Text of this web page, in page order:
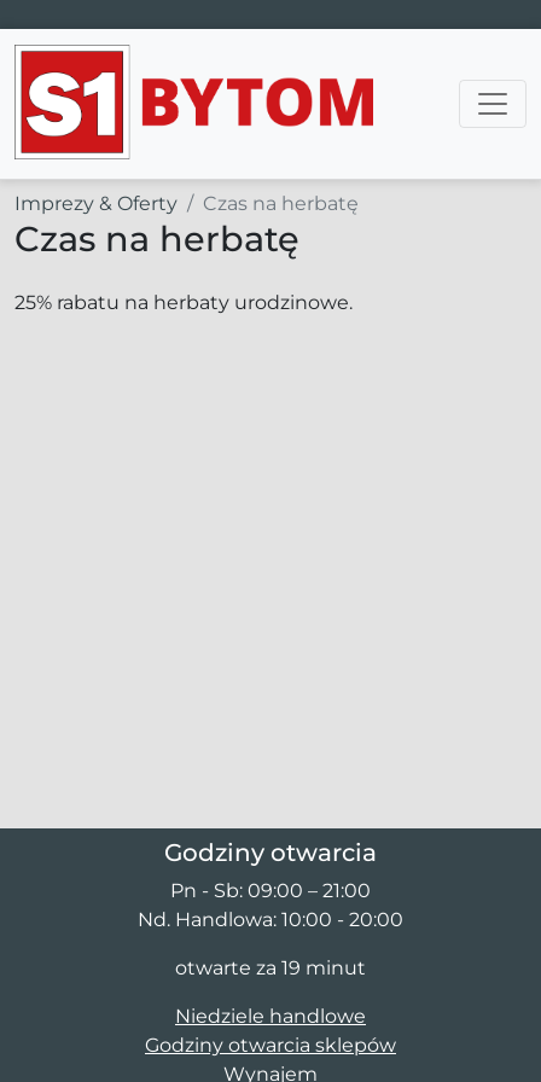
Main Navigation
Imprezy & Oferty Czas na herbatę
Czas na herbatę
25% rabatu na herbaty urodzinowe.
Godziny otwarcia
Pn - Sb: 09:00 – 21:00
Nd. Handlowa: 10:00 - 20:00
otwarte za 19 minut
Niedziele handlowe
Godziny otwarcia sklepów
Wynajem